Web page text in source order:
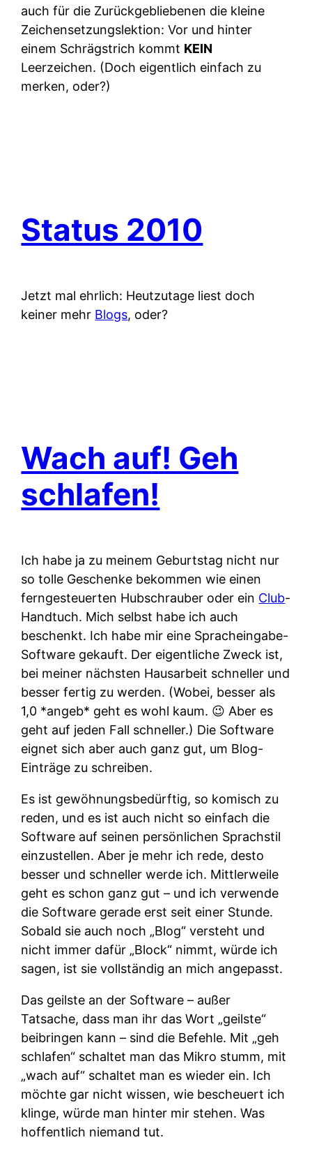
auch für die Zurückgebliebenen die kleine
Zeichensetzungslektion: Vor und hinter
einem Schrägstrich kommt KEIN
Leerzeichen. (Doch eigentlich einfach zu
merken, oder?)
Status 2010
Jetzt mal ehrlich: Heutzutage liest doch
keiner mehr Blogs, oder?
Wach auf! Geh
schlafen!
Ich habe ja zu meinem Geburtstag nicht nur
so tolle Geschenke bekommen wie einen
ferngesteuerten Hubschrauber oder ein Club-
Handtuch. Mich selbst habe ich auch
beschenkt. Ich habe mir eine Spracheingabe-
Software gekauft. Der eigentliche Zweck ist,
bei meiner nächsten Hausarbeit schneller und
besser fertig zu werden. (Wobei, besser als
1,0 *angeb* geht es wohl kaum. 😉 Aber es
geht auf jeden Fall schneller.) Die Software
eignet sich aber auch ganz gut, um Blog-
Einträge zu schreiben.
Es ist gewöhnungsbedürftig, so komisch zu
reden, und es ist auch nicht so einfach die
Software auf seinen persönlichen Sprachstil
einzustellen. Aber je mehr ich rede, desto
besser und schneller werde ich. Mittlerweile
geht es schon ganz gut – und ich verwende
die Software gerade erst seit einer Stunde.
Sobald sie auch noch „Blog“ versteht und
nicht immer dafür „Block“ nimmt, würde ich
sagen, ist sie vollständig an mich angepasst.
Das geilste an der Software – außer
Tatsache, dass man ihr das Wort „geilste“
beibringen kann – sind die Befehle. Mit „geh
schlafen“ schaltet man das Mikro stumm, mit
„wach auf“ schaltet man es wieder ein. Ich
möchte gar nicht wissen, wie bescheuert ich
klinge, würde man hinter mir stehen. Was
hoffentlich niemand tut.